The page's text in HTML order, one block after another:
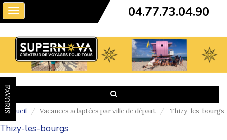
Toggle
navigation
04.77.73.04.90
FAVORIS
Accueil Vacances adaptées par ville de départ Thizy-les-bourgs
Thizy-les-bourgs